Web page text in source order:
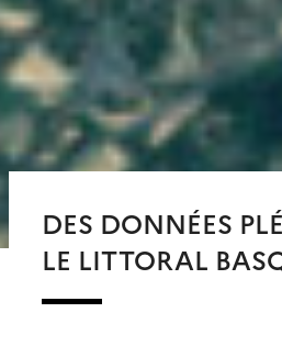
DES DONNÉES
LE LITTORAL